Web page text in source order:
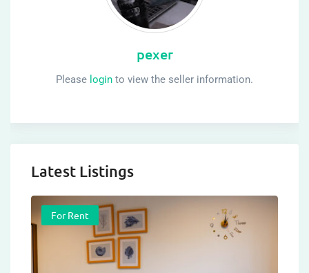
pexer
Please login to view the seller information.
Latest Listings
For Rent